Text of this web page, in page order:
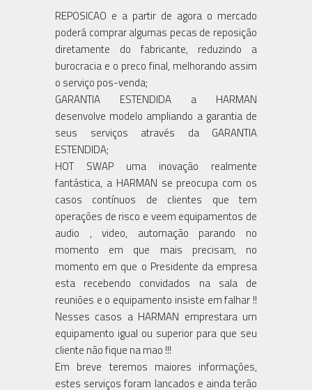
REPOSICAO e a partir de agora o mercado
poderá comprar algumas pecas de reposição
diretamente do fabricante, reduzindo a
burocracia e o preco final, melhorando assim
o serviço pos-venda;
GARANTIA ESTENDIDA a HARMAN
desenvolve modelo ampliando a garantia de
seus serviços através da GARANTIA
ESTENDIDA;
HOT SWAP uma inovação realmente
fantástica, a HARMAN se preocupa com os
casos contínuos de clientes que tem
operações de risco e veem equipamentos de
audio , video, automação parando no
momento em que mais precisam, no
momento em que o Presidente da empresa
esta recebendo convidados na sala de
reuniões e o equipamento insiste em falhar !!
Nesses casos a HARMAN emprestara um
equipamento igual ou superior para que seu
cliente não fique na mao !!!
Em breve teremos maiores informações,
estes serviços foram lancados e ainda terão